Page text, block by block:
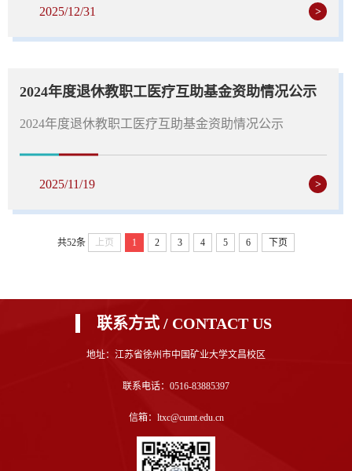
2025/12/31 >
2024年度退休教职工医疗互助基金资助情况公示
2024年度退休教职工医疗互助基金资助情况公示
2025/11/19 >
共52条 上页 1 2 3 4 5 6 下页
联系方式 / CONTACT US
地址：江苏省徐州市中国矿业大学文昌校区
联系电话：0516-83885397
信箱：ltxc@cumt.edu.cn